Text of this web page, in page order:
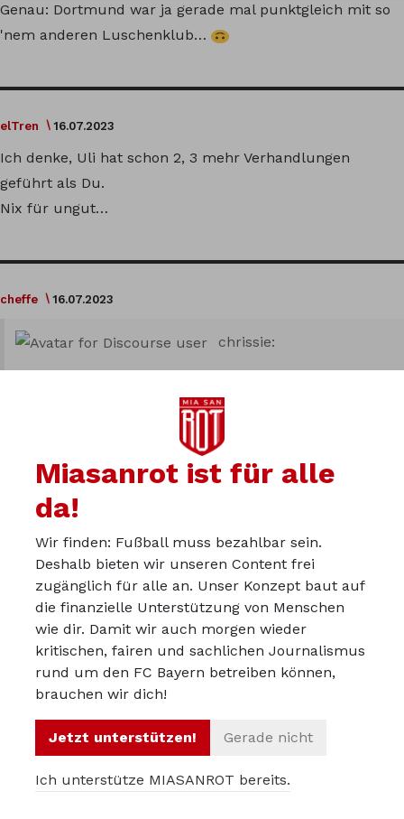
Genau: Dortmund war ja gerade mal punktgleich mit so
'nem anderen Luschenklub…
elTren 16.07.2023
Ich denke, Uli hat schon 2, 3 mehr Verhandlungen
geführt als Du.
Nix für ungut…
cheffe 16.07.2023
chrissie:
Dafür holt man einen Dortmund-Spieler
Nichts gegen Vereinfachung, aber das ist doch ein
wenig… unterkomplex.
gelten; - was seine Ballbehandlung angeht. Klar ist aber
auch, dass eine endgültige Verpflichtung angesichts
seines Alters, einer charakterlich nicht ganz leichten
Führung, der teuren Ablöse sowie der Frage, wie er sich
taktisch ins Mannschaftsgefüge einordnen lässt, eine
breite Diskussion ausgelöst hätte, genau wie bei Kane
und Walker.
Dafür hast du jetzt einen Dortmund-Spieler. Genau. Aber
nichtirgendeinen, sondern einen, der vergleichsweise
billig hergeht, darüber hinaus spielerisch und von der
wie du es suggerierst, sondern von der reinen Kreativität
Miasanrot ist für alle
da!
Wir finden: Fußball muss bezahlbar sein.
Deshalb bieten wir unseren Content frei
zugänglich für alle an. Unser Konzept baut auf
die finanzielle Unterstützung von Menschen
wie dir. Damit wir auch morgen wieder
kritischen, fairen und sachlichen Journalismus
rund um den FC Bayern betreiben können,
brauchen wir dich!
Jetzt unterstützen! Gerade nicht
Ich unterstütze MIASANROT bereits.